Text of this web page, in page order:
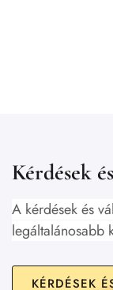
Kérdések
A kérdések és
legáltalánosabb
KÉRDÉSEK